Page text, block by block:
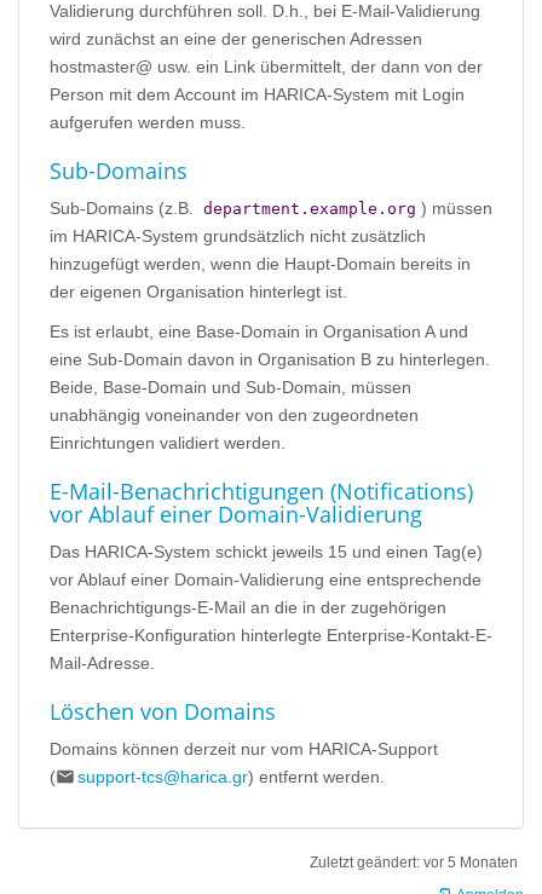
Validierung durchführen soll. D.h., bei E-Mail-Validierung
wird zunächst an eine der generischen Adressen
hostmaster@ usw. ein Link übermittelt, der dann von der
Person mit dem Account im HARICA-System mit Login
aufgerufen werden muss.
Sub-Domains
Sub-Domains (z.B. department.example.org ) müssen
im HARICA-System grundsätzlich nicht zusätzlich
hinzugefügt werden, wenn die Haupt-Domain bereits in
der eigenen Organisation hinterlegt ist.
Es ist erlaubt, eine Base-Domain in Organisation A und
eine Sub-Domain davon in Organisation B zu hinterlegen.
Beide, Base-Domain und Sub-Domain, müssen
unabhängig voneinander von den zugeordneten
Einrichtungen validiert werden.
E-Mail-Benachrichtigungen (Notifications)
vor Ablauf einer Domain-Validierung
Das HARICA-System schickt jeweils 15 und einen Tag(e)
vor Ablauf einer Domain-Validierung eine entsprechende
Benachrichtigungs-E-Mail an die in der zugehörigen
Enterprise-Konfiguration hinterlegte Enterprise-Kontakt-E-
Mail-Adresse.
Löschen von Domains
Domains können derzeit nur vom HARICA-Support
(
support-tcs@harica.gr) entfernt werden.
Zuletzt geändert: vor 5 Monaten